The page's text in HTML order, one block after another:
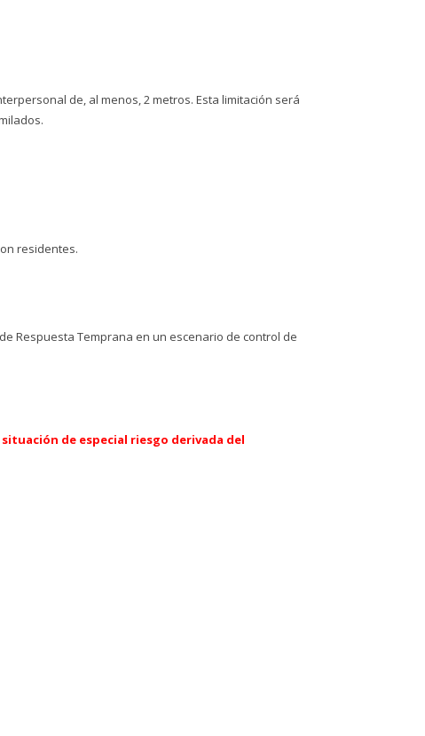
de, al menos, 2 metros. Esta limitación será
residentes.
Respuesta Temprana en un escenario de control de
situación de especial riesgo derivada del